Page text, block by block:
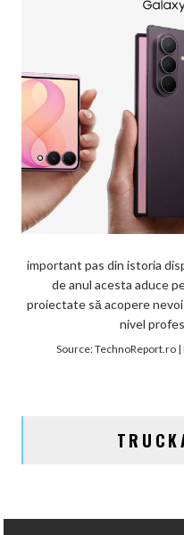
important pas din istoria
de anul acesta aduce
proiectate să acopere
nivel
Source:TechnoReport.ro|